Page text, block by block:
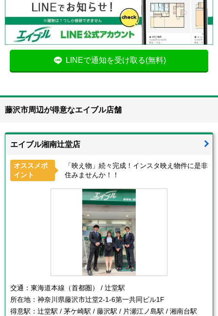
LINEで通知を受け取る(無料)
藤沢市周辺が得意なエイブル店舗
エイブル湘南辻堂店
オススメポ
イント
「映え物」続々完成！インスタ映え物件に是非
住みませんか！！
交通： 東海道本線（首都圏） / 辻堂駅
所在地： 神奈川県藤沢市辻堂2-1-6第一共同ビル1F
得意駅： 辻堂駅 / 茅ケ崎駅 / 藤沢駅 / 片瀬江ノ島駅 / 湘南台駅